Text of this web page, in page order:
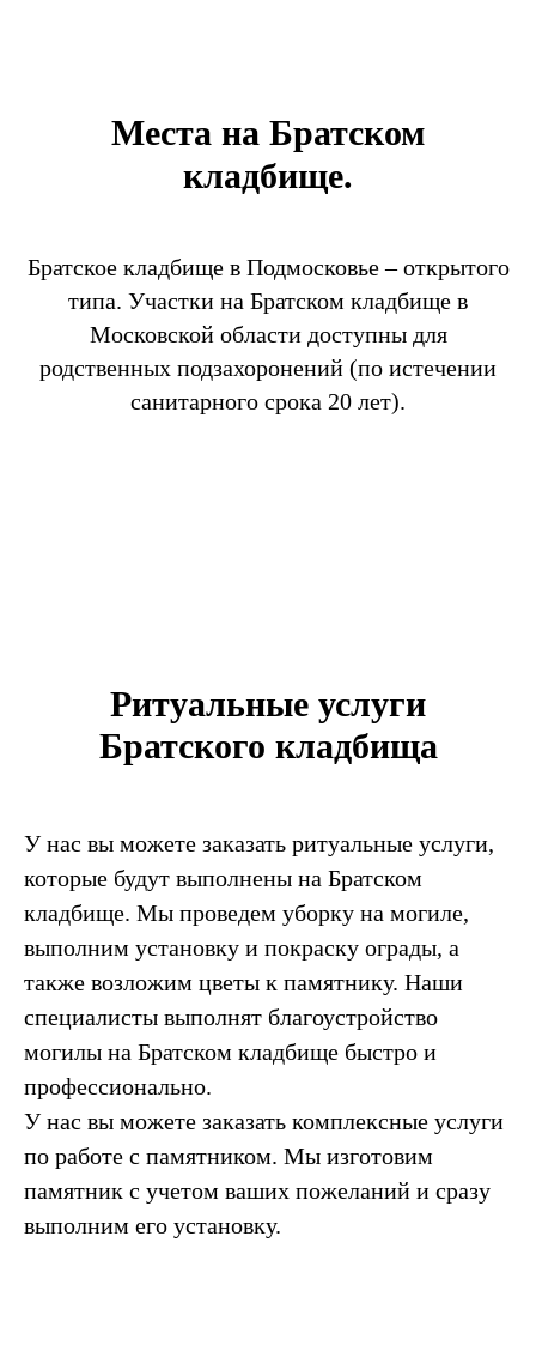
Места на Братском
кладбище.
Братское кладбище в Подмосковье – открытого
типа. Участки на Братском кладбище в
Московской области доступны для
родственных подзахоронений (по истечении
санитарного срока 20 лет).
Ритуальные услуги
Братского кладбища
У нас вы можете заказать ритуальные услуги,
которые будут выполнены на Братском
кладбище. Мы проведем уборку на могиле,
выполним установку и покраску ограды, а
также возложим цветы к памятнику. Наши
специалисты выполнят благоустройство
могилы на Братском кладбище быстро и
профессионально.
У нас вы можете заказать комплексные услуги
по работе с памятником. Мы изготовим
памятник с учетом ваших пожеланий и сразу
выполним его установку.